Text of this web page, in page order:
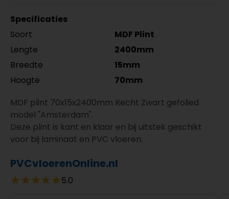
Specificaties
Soort
MDF Plint
Lengte
2400mm
Breedte
15mm
Hoogte
70mm
MDF plint 70x15x2400mm Recht Zwart gefolied
model "Amsterdam".
Deze plint is kant en klaar en bij uitstek geschikt
voor bij laminaat en PVC vloeren.
PVCvloerenOnline.nl
5.0